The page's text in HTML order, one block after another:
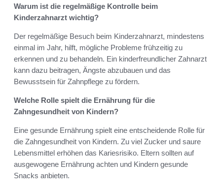
Warum ist die regelmäßige Kontrolle beim
Kinderzahnarzt wichtig?
Der regelmäßige Besuch beim Kinderzahnarzt, mindestens
einmal im Jahr, hilft, mögliche Probleme frühzeitig zu
erkennen und zu behandeln. Ein kinderfreundlicher Zahnarzt
kann dazu beitragen, Ängste abzubauen und das
Bewusstsein für Zahnpflege zu fördern.
Welche Rolle spielt die Ernährung für die
Zahngesundheit von Kindern?
Eine gesunde Ernährung spielt eine entscheidende Rolle für
die Zahngesundheit von Kindern. Zu viel Zucker und saure
Lebensmittel erhöhen das Kariesrisiko. Eltern sollten auf
ausgewogene Ernährung achten und Kindern gesunde
Snacks anbieten.